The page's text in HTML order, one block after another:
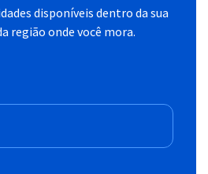
disponíveis dentro da sua
região onde você mora.